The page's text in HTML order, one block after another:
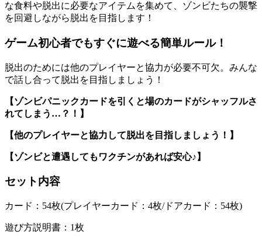
な食料や脱出に必要なアイテムを集めて、ゾンビたちの襲撃
を回避しながら脱出を目指します！
ゲーム初心者でもすぐに遊べる簡単ルール！
脱出のためには他のプレイヤーと協力が必要不可欠。みんな
で話し合って脱出を目指しましょう！
【ゾンビパニックカードを引くと場のカードがシャッフルさ
れてしまう…？！】
【他のプレイヤーと協力して脱出を目指しましょう！】
【ゾンビと遭遇してもワクチンがあれば安心♪】
セット内容
カード：54枚(プレイヤーカード：4枚/ドアカード：54枚)
遊び方説明書：1枚